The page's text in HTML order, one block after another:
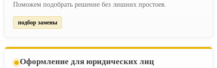
Поможем подобрать решение без лишних простоев.
подбор замены
Оформление для юридических лиц